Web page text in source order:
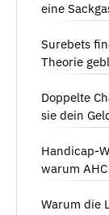
eine
Surebets
Theorie
Doppelte
sie dein
Handicap-
warum
Warum die